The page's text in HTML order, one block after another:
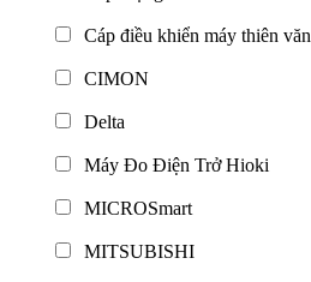
Cáp điều khiển máy thiên văn
CIMON
Delta
Máy Đo Điện Trở Hioki
MICROSmart
MITSUBISHI